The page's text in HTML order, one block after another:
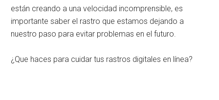
están creando a una velocidad incomprensible, es
importante saber el rastro que estamos dejando a
nuestro paso para evitar problemas en el futuro.
¿Que haces para cuidar tus rastros digitales en línea?